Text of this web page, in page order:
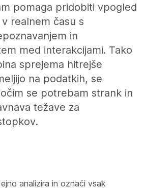
pomaga pridobiti vpogled
realnem času s
in
med interakcijami. Tako
sprejema hitrejše
na podatkih, se
se potrebam strank in
težave za
analizira in označi vsak